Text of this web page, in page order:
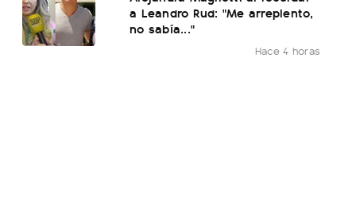
a Leandro Rud: "Me arrepiento,
no sabía..."
Hace 4 horas